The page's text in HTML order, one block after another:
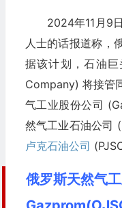
2024年11月9
人士的话报道称，
据该计划，石油巨
Company) 将接管
气工业股份公司
然气工业石油公司
卢克石油公司
俄罗斯天然气工